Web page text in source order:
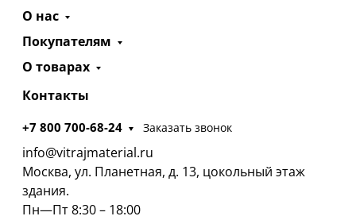
О нас
Покупателям
О товарах
Контакты
+7 800 700-68-24 Заказать звонок
info@vitrajmaterial.ru
Москва, ул. Планетная, д. 13, цокольный этаж
здания.
Пн—Пт 8:30 – 18:00